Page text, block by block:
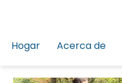
Hogar Acerca de